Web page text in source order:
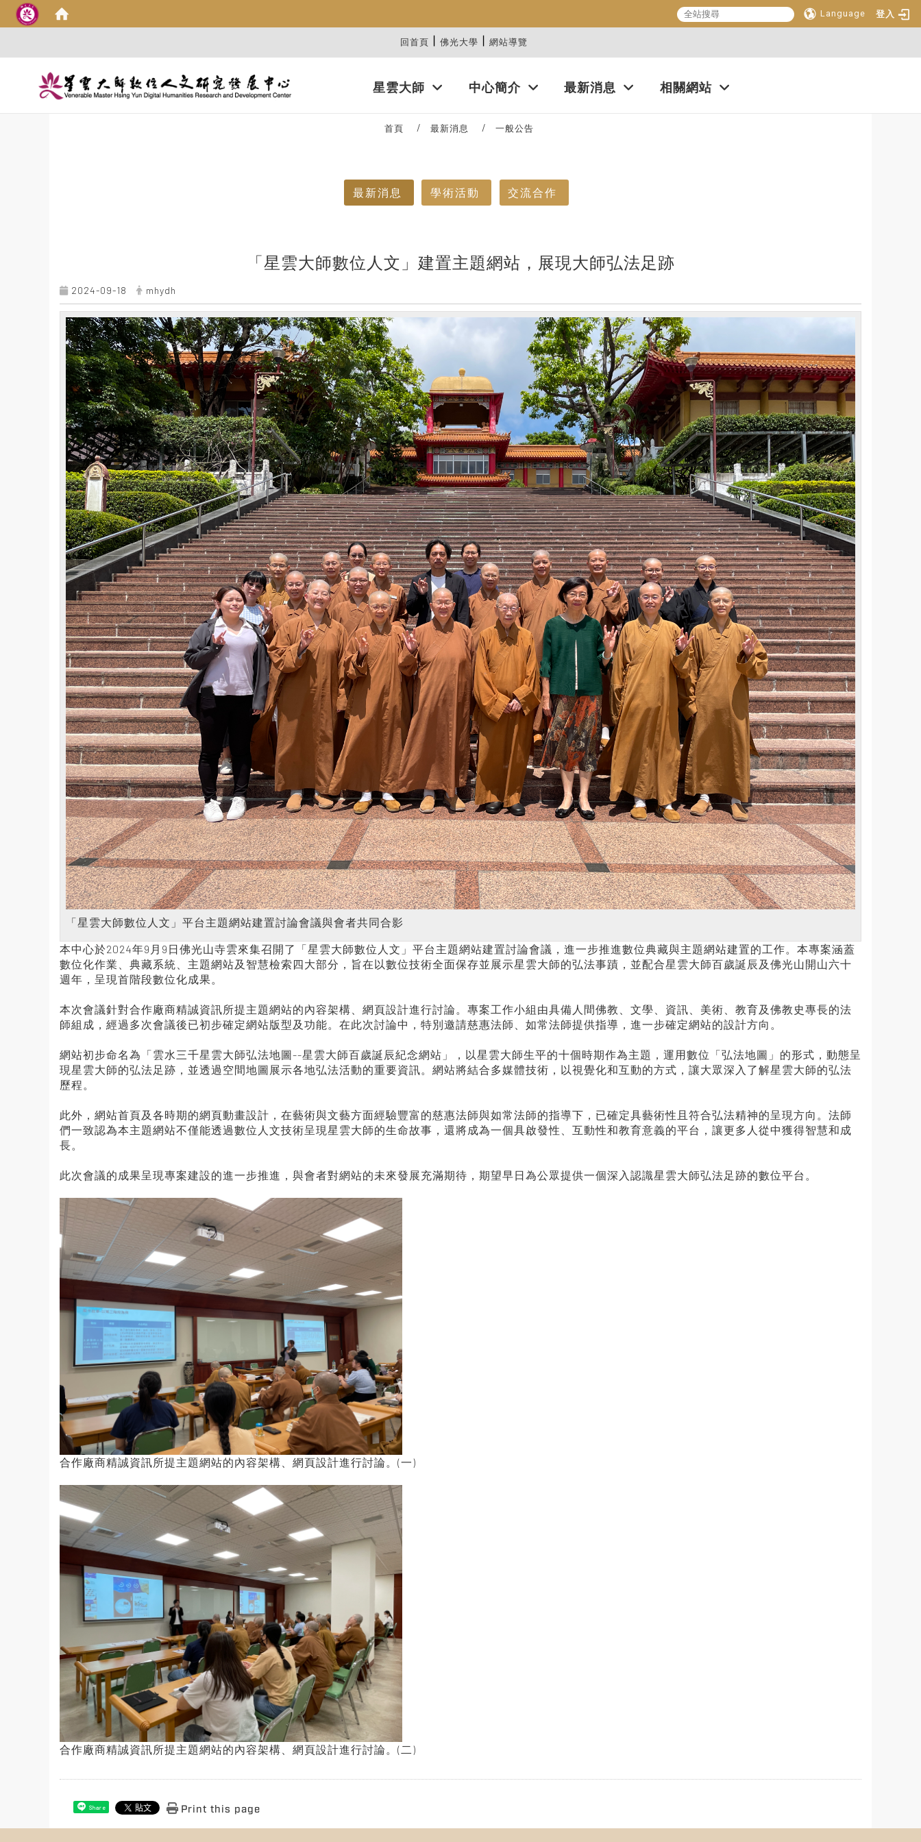
Language 登入
星雲大師 中心簡介 最新消息 相關網站
回首頁 佛光大學 網站導覽
首頁 最新消息 一般公告
最新消息 學術活動 交流合作
「星雲大師數位人文」建置主題網站，展現大師弘法足跡
2024-09-18 mhydh
「星雲大師數位人文」平台主題網站建置討論會議與會者共同合影
本中心於2024年9月9日佛光山寺雲來集召開了「星雲大師數位人文」平台主題網站建置討論會議，進一步推進數位典藏與主題網站建置的工作。本專案涵蓋
數位化作業、典藏系統、主題網站及智慧檢索四大部分，旨在以數位技術全面保存並展示星雲大師的弘法事蹟，並配合星雲大師百歲誕辰及佛光山開山六十
週年，呈現首階段數位化成果。
本次會議針對合作廠商精誠資訊所提主題網站的內容架構、網頁設計進行討論。專案工作小組由具備人間佛教、文學、資訊、美術、教育及佛教史專長的法
師組成，經過多次會議後已初步確定網站版型及功能。在此次討論中，特別邀請慈惠法師、如常法師提供指導，進一步確定網站的設計方向。
網站初步命名為「雲水三千星雲大師弘法地圖--星雲大師百歲誕辰紀念網站」，以星雲大師生平的十個時期作為主題，運用數位「弘法地圖」的形式，動態呈
現星雲大師的弘法足跡，並透過空間地圖展示各地弘法活動的重要資訊。網站將結合多媒體技術，以視覺化和互動的方式，讓大眾深入了解星雲大師的弘法
歷程。
此外，網站首頁及各時期的網頁動畫設計，在藝術與文藝方面經驗豐富的慈惠法師與如常法師的指導下，已確定具藝術性且符合弘法精神的呈現方向。法師
們一致認為本主題網站不僅能透過數位人文技術呈現星雲大師的生命故事，還將成為一個具啟發性、互動性和教育意義的平台，讓更多人從中獲得智慧和成
長。
此次會議的成果呈現專案建設的進一步推進，與會者對網站的未來發展充滿期待，期望早日為公眾提供一個深入認識星雲大師弘法足跡的數位平台。
合作廠商精誠資訊所提主題網站的內容架構、網頁設計進行討論。(一)
合作廠商精誠資訊所提主題網站的內容架構、網頁設計進行討論。(二)
Share Print this page